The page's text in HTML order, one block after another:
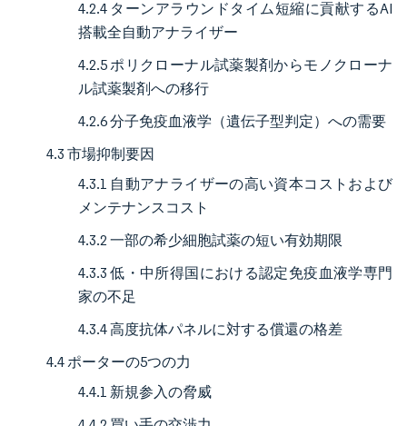
4.2.4 ターンアラウンドタイム短縮に貢献するAI
搭載全自動アナライザー
4.2.5 ポリクローナル試薬製剤からモノクローナ
ル試薬製剤への移行
4.2.6 分子免疫血液学（遺伝子型判定）への需要
4.3 市場抑制要因
4.3.1 自動アナライザーの高い資本コストおよび
メンテナンスコスト
4.3.2 一部の希少細胞試薬の短い有効期限
4.3.3 低・中所得国における認定免疫血液学専門
家の不足
4.3.4 高度抗体パネルに対する償還の格差
4.4 ポーターの5つの力
4.4.1 新規参入の脅威